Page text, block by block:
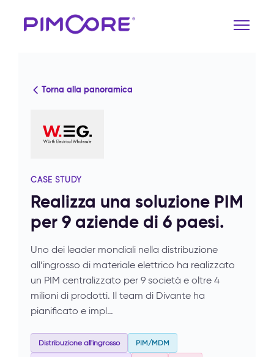
Torna alla panoramica
CASE STUDY
Realizza una soluzione PIM
per 9 aziende di 6 paesi.
Uno dei leader mondiali nella distribuzione
all’ingrosso di materiale elettrico ha realizzato
un PIM centralizzato per 9 società e oltre 4
milioni di prodotti. Il team di Divante ha
pianificato e impl…
Distribuzione all'ingrosso PIM/MDM